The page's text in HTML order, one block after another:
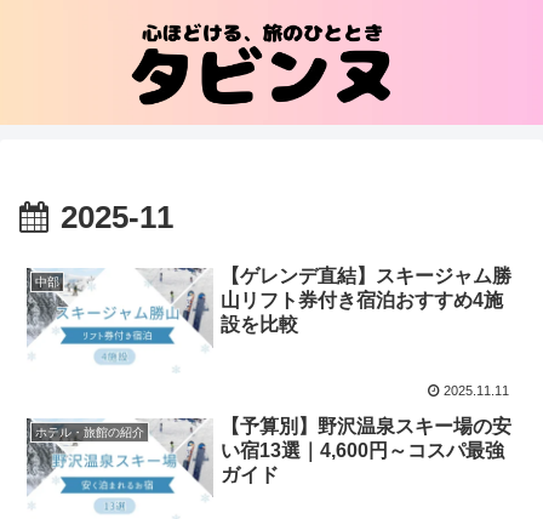
2025-11
中部
【ゲレンデ直結】スキージャム勝
山リフト券付き宿泊おすすめ4施
設を比較
2025.11.11
ホテル・旅館の紹介
【予算別】野沢温泉スキー場の安
い宿13選｜4,600円～コスパ最強
ガイド